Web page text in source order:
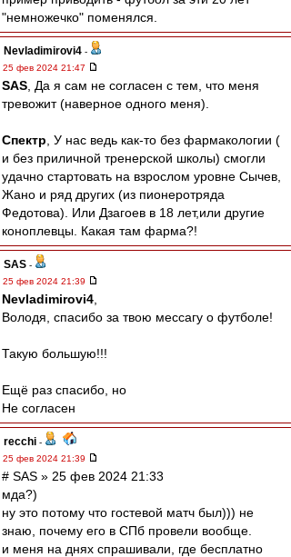
"немножечко" поменялся.
Nevladimirovi4 -
25 фев 2024 21:47
SAS , Да я сам не согласен с тем, что меня
тревожит (наверное одного меня).
Спектр , У нас ведь как-то без фармакологии (
и без приличной тренерской школы) смогли
удачно стартовать на взрослом уровне Сычев,
Жано и ряд других (из пионеротряда
Федотова). Или Дзагоев в 18 лет,или другие
коноплевцы. Какая там фарма?!
SAS -
25 фев 2024 21:39
Nevladimirovi4
Володя, спасибо за твою мессагу о футболе!
Такую большую!!!
Ещё раз спасибо, но
Не согласен
recchi -
25 фев 2024 21:39
# SAS » 25 фев 2024 21:33
мда?)
ну это потому что гостевой матч был))) не
знаю, почему его в СПб провели вообще.
и меня на днях спрашивали, где бесплатно